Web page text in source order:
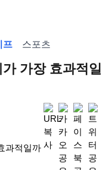
프 스포츠
가장 효과적일